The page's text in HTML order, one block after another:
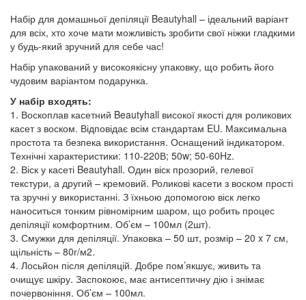
Набір для домашньої депіляції Beautyhall – ідеальний варіант
для всіх, хто хоче мати можливість зробити свої ніжки гладкими
у будь-який зручний для себе час!
Набір упакований у високоякісну упаковку, що робить його
чудовим варіантом подарунка.
У набір входять:
1. Воскоплав касетний Beautyhall високої якості для роликових
касет з воском. Відповідає всім стандартам EU. Максимальна
простота та безпека використання. Оснащений індикатором.
Технічні характеристики: 110-220В; 50w; 50-60Hz.
2. Віск у касеті Beautyhall. Один віск прозорий, гелевої
текстури, а другий – кремовий. Роликові касети з воском прості
та зручні у використанні. З їхньою допомогою віск легко
наноситься тонким рівномірним шаром, що робить процес
депіляції комфортним. Об’єм – 100мл (2шт).
3. Смужки для депіляції. Упаковка – 50 шт, розмір – 20 x 7 см,
щільність – 80г/м2.
4. Лосьйон після депіляцій. Добре пом’якшує, живить та
очищує шкіру. Заспокоює, має антисептичну дію і знімає
почервоніння. Об’єм – 100мл.